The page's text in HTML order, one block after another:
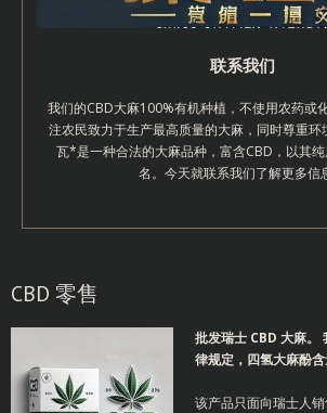
联系我们
我们的CBD大麻100%有机种植，不使用农药或
注农民致力于生产最高质量的大麻，同时尊重环
瓦*是一种合法的大麻品种，富含CBD，以其
名。今天就联系我们了解更多信
CBD 零售
批发瑞士 CBD 大麻。
律规定，四氢大麻酚
该产品只面向瑞士人